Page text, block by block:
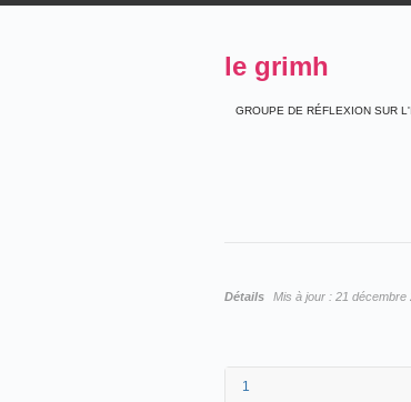
le grimh
GROUPE DE RÉFLEXION SUR
Détails Mis à jour : 21 décembre
1